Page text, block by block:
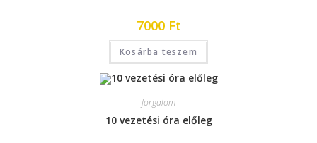
7000 Ft
Kosárba teszem
forgalom
10 vezetési óra előleg